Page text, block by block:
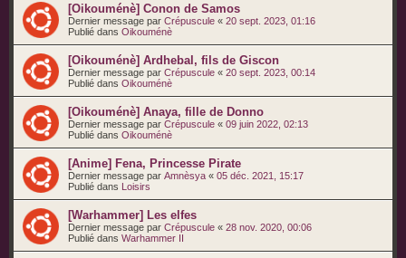
[Oikouménè] Conon de Samos
Dernier message par Crépuscule « 20 sept. 2023, 01:16
Publié dans Oikouménè
[Oikouménè] Ardhebal, fils de Giscon
Dernier message par Crépuscule « 20 sept. 2023, 00:14
Publié dans Oikouménè
[Oikouménè] Anaya, fille de Donno
Dernier message par Crépuscule « 09 juin 2022, 02:13
Publié dans Oikouménè
[Anime] Fena, Princesse Pirate
Dernier message par Amnèsya « 05 déc. 2021, 15:17
Publié dans Loisirs
[Warhammer] Les elfes
Dernier message par Crépuscule « 28 nov. 2020, 00:06
Publié dans Warhammer II